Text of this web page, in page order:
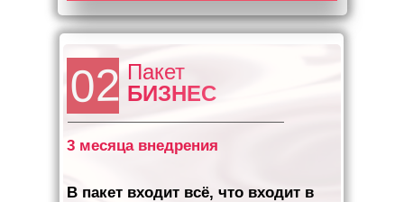
3 месяца внедрения
В пакет входит всё, что входит в
02 Пакет
БИЗНЕС